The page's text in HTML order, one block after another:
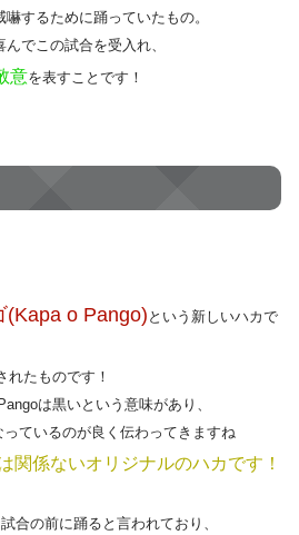
するために踊っていたもの。
でこの試合を受入れ、
意を表すことです！
(Kapa o Pango)という新しいハカで
れたものです！
は黒いという意味があり、
ているのが良く伝わってきますね
関係ないオリジナルのハカです！
合の前に踊ると言われており、